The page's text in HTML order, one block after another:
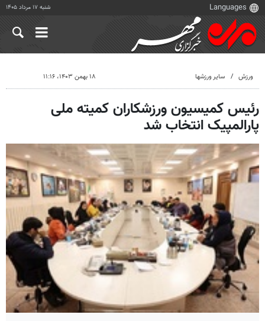
شنبه ۱۷ مرداد ۱۴۰۵
ورزش سایر ورزشها ۱۸ بهمن ۱۴۰۳، ۱۱:۱۶
رئیس کمیسیون ورزشکاران کمیته ملی
پارالمپیک انتخاب شد